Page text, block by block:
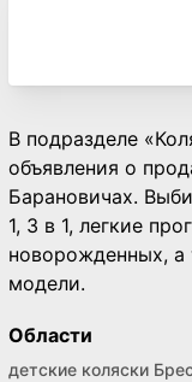
В подразделе
объявления о
Барановичах.
1, 3 в 1, легкие
новорожденных,
модели.
Области
детские коляски